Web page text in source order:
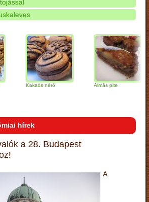
Kakaós néró Almás pite
hírek
a 28. Budapest
A